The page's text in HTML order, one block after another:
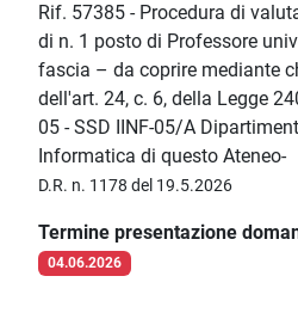
Rif. 57385 - Procedura di
di n. 1 posto di Professore
fascia – da coprire mediante
dell'art. 24, c. 6, della Legge
05 - SSD IINF-05/A
Informatica di questo Ateneo-
D.R. n. 1178 del 19.5.2026
Termine presentazione
04.06.2026